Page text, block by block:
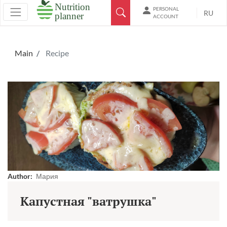
PERSONAL
ACCOUNT
RU
Main Recipe
Author: Мария
Капустная "ватрушка"